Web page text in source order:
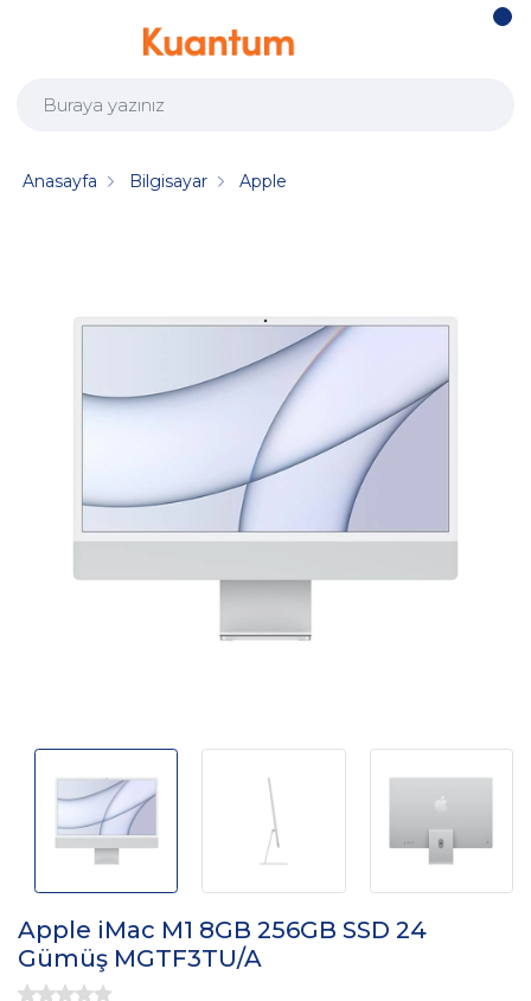
Anasayfa Bilgisayar Apple
Apple iMac M1 8GB 256GB SSD 24
Gümüş MGTF3TU/A